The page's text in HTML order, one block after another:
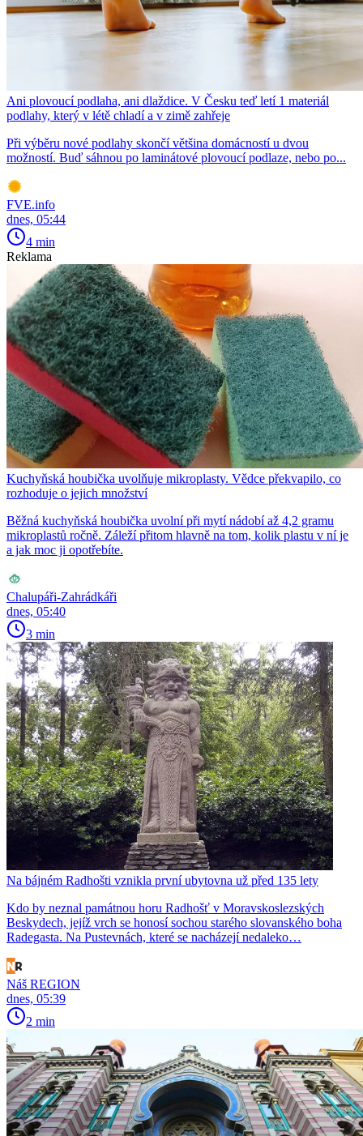
Ani plovoucí podlaha, ani dlaždice. V Česku teď letí 1 materiál
podlahy, který v létě chladí a v zimě zahřeje
Při výběru nové podlahy skončí většina domácností u dvou
možností. Buď sáhnou po laminátové plovoucí podlaze, nebo po...
FVE.info
dnes, 05:44
4 min
Reklama
Kuchyňská houbička uvolňuje mikroplasty. Vědce překvapilo, co
rozhoduje o jejich množství
Běžná kuchyňská houbička uvolní při mytí nádobí až 4,2 gramu
mikroplastů ročně. Záleží přitom hlavně na tom, kolik plastu v ní je
a jak moc ji opotřebíte.
Chalupáři-Zahrádkáři
dnes, 05:40
3 min
Na bájném Radhošti vznikla první ubytovna už před 135 lety
Kdo by neznal památnou horu Radhošť v Moravskoslezských
Beskydech, jejíž vrch se honosí sochou starého slovanského boha
Radegasta. Na Pustevnách, které se nacházejí nedaleko…
Náš REGION
dnes, 05:39
2 min